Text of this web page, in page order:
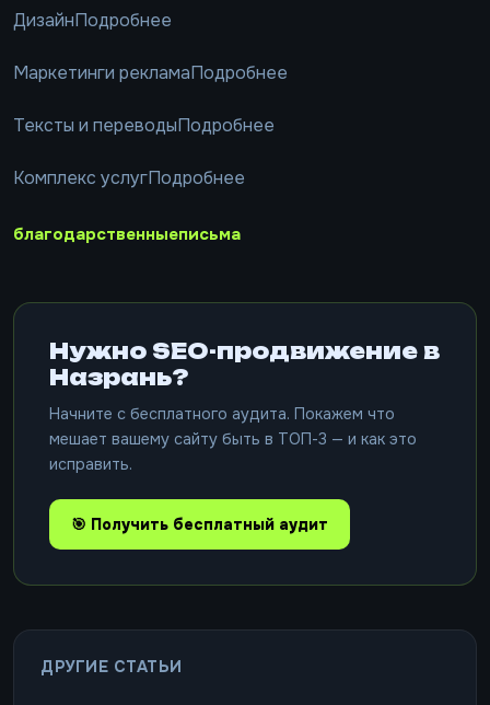
ДизайнПодробнее
Маркетинги рекламаПодробнее
Тексты и переводыПодробнее
Комплекс услугПодробнее
благодарственныеписьма
Нужно SEO-продвижение в
Назрань?
Начните с бесплатного аудита. Покажем что
мешает вашему сайту быть в ТОП-3 — и как это
исправить.
🎯 Получить бесплатный аудит
ДРУГИЕ СТАТЬИ